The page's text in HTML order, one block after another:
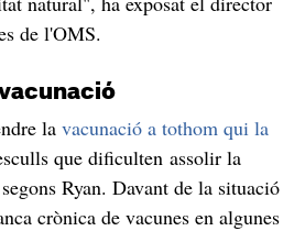
de l'OMS.
lavacunació a tothom qui la
que dificulten assolir la
Ryan. Davant de la situació
crònica de vacunes en algunes